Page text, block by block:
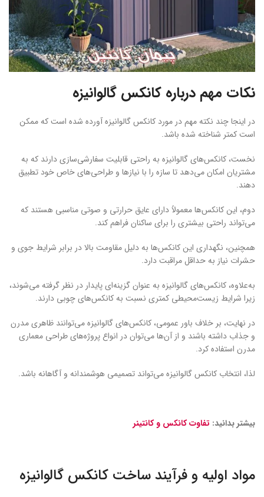
نکات مهم درباره کانکس گالوانیزه
در اینجا چند نکته مهم در مورد کانکس گالوانیزه آورده شده است که ممکن
است کمتر شناخته شده باشد.
نخست، کانکس‌های گالوانیزه به راحتی قابلیت سفارشی‌سازی دارند که به
مشتریان امکان می‌دهد تا سازه را با نیازها و طراحی‌های خاص خود تطبیق
دهند.
دوم، این کانکس‌ها معمولاً دارای عایق حرارتی و صوتی مناسبی هستند که
می‌تواند راحتی بیشتری را برای ساکنان فراهم کند.
همچنین، نگهداری این کانکس‌ها به دلیل مقاومت بالا در برابر شرایط جوی و
حشرات نیاز به حداقل مراقبت دارد.
به‌علاوه، کانکس‌های گالوانیزه به عنوان گزینه‌ای پایدار در نظر گرفته می‌شوند،
زیرا شرایط زیست‌محیطی کمتری نسبت به کانکس‌های چوبی دارند.
در نهایت، بر خلاف باور عمومی، کانکس‌های گالوانیزه می‌توانند ظاهری مدرن
و جذاب داشته باشند و از آن‌ها می‌توان در انواع پروژه‌های طراحی معماری
مدرن استفاده کرد.
لذا، انتخاب کانکس گالوانیزه می‌تواند تصمیمی هوشمندانه و آگاهانه باشد.
بیشتر بدانید: تفاوت کانکس و کانتینر
مواد اولیه و فرآیند ساخت کانکس گالوانیزه